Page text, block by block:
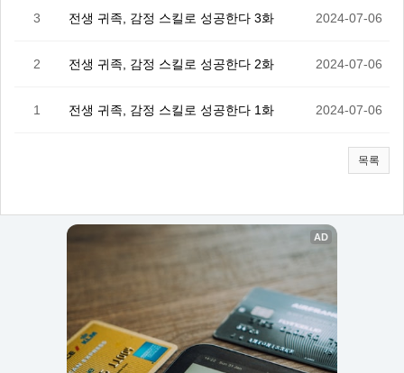
3 전생 귀족, 감정 스킬로 성공한다 3화 2024-07-06
2 전생 귀족, 감정 스킬로 성공한다 2화 2024-07-06
1 전생 귀족, 감정 스킬로 성공한다 1화 2024-07-06
목록